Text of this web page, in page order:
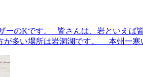
ーのKです。 皆さんは、岩といえば
が多い場所は岩洞湖です。 本州一